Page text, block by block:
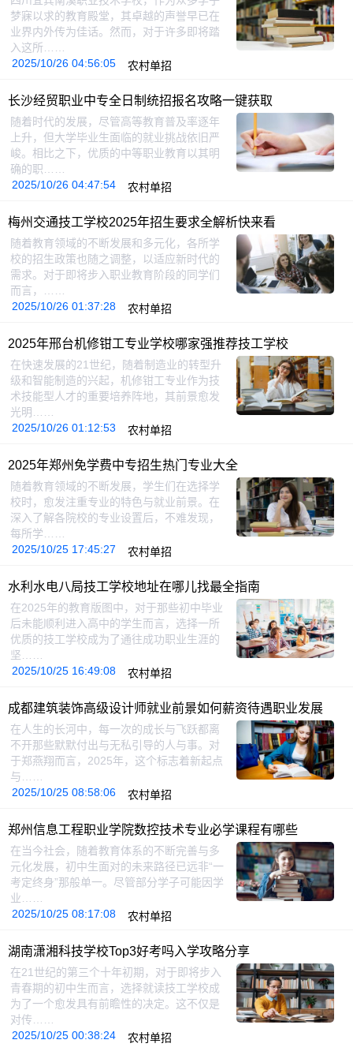
梦寐以求的教育殿堂，其卓越的声誉早已在
业界内外传为佳话。然而，对于许多即将踏
入这所……
2025/10/26 04:56:05
农村单招
长沙经贸职业中专全日制统招报名攻略一键获取
随着时代的发展，尽管高等教育普及率逐年
上升，但大学毕业生面临的就业挑战依旧严
峻。相比之下，优质的中等职业教育以其明
确的职……
2025/10/26 04:47:54
农村单招
梅州交通技工学校2025年招生要求全解析快来看
随着教育领域的不断发展和多元化，各所学
校的招生政策也随之调整，以适应新时代的
需求。对于即将步入职业教育阶段的同学们
而言，……
2025/10/26 01:37:28
农村单招
2025年邢台机修钳工专业学校哪家强推荐技工学校
在快速发展的21世纪，随着制造业的转型升
级和智能制造的兴起，机修钳工专业作为技
术技能型人才的重要培养阵地，其前景愈发
光明……
2025/10/26 01:12:53
农村单招
2025年郑州免学费中专招生热门专业大全
随着教育领域的不断发展，学生们在选择学
校时，愈发注重专业的特色与就业前景。在
深入了解各院校的专业设置后，不难发现，
每所学……
2025/10/25 17:45:27
农村单招
水利水电八局技工学校地址在哪儿找最全指南
在2025年的教育版图中，对于那些初中毕业
后未能顺利进入高中的学生而言，选择一所
优质的技工学校成为了通往成功职业生涯的
坚……
2025/10/25 16:49:08
农村单招
成都建筑装饰高级设计师就业前景如何薪资待遇职业发展
在人生的长河中，每一次的成长与飞跃都离
不开那些默默付出与无私引导的人与事。对
于郑燕翔而言，2025年，这个标志着新起点
与……
2025/10/25 08:58:06
农村单招
郑州信息工程职业学院数控技术专业必学课程有哪些
在当今社会，随着教育体系的不断完善与多
元化发展，初中生面对的未来路径已远非“一
考定终身”那般单一。尽管部分学子可能因学
业……
2025/10/25 08:17:08
农村单招
湖南潇湘科技学校Top3好考吗入学攻略分享
在21世纪的第三个十年初期，对于即将步入
青春期的初中生而言，选择就读技工学校成
为了一个愈发具有前瞻性的决定。这不仅是
对传……
2025/10/25 00:38:24
农村单招